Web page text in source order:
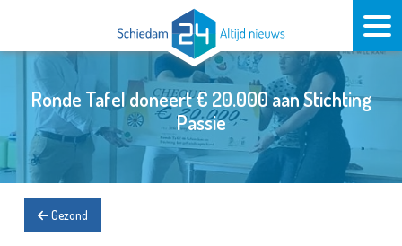
Ronde Tafel doneert € 20.000 aan Stichting
Passie
Gezond